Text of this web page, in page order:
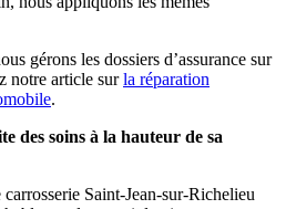
gérons les dossiers d’assurance sur
notre article surla réparation
.
des soins à la hauteur de sa
Saint-Jean-sur-Richelieu